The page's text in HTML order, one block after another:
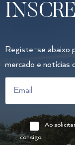
Registe-se abaixo
mercado e notícias
Ao
consigo.